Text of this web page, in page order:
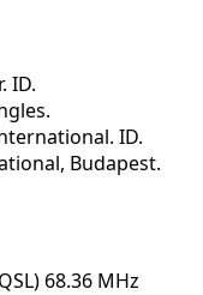
ID.
ID.
Budapest.
68.36 MHz